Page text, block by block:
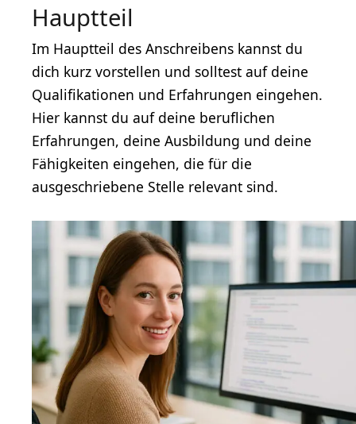
Hauptteil
Im Hauptteil des Anschreibens kannst du
dich kurz vorstellen und solltest auf deine
Qualifikationen und Erfahrungen eingehen.
Hier kannst du auf deine beruflichen
Erfahrungen, deine Ausbildung und deine
Fähigkeiten eingehen, die für die
ausgeschriebene Stelle relevant sind.